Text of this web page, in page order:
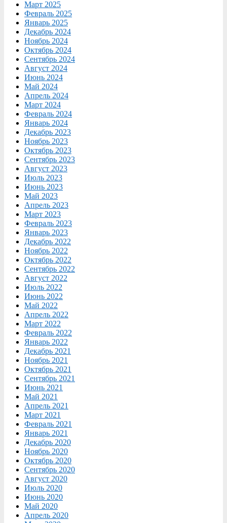
Март 2025
Февраль 2025
Январь 2025
Декабрь 2024
Ноябрь 2024
Октябрь 2024
Сентябрь 2024
Август 2024
Июнь 2024
Май 2024
Апрель 2024
Март 2024
Февраль 2024
Январь 2024
Декабрь 2023
Ноябрь 2023
Октябрь 2023
Сентябрь 2023
Август 2023
Июль 2023
Июнь 2023
Май 2023
Апрель 2023
Март 2023
Февраль 2023
Январь 2023
Декабрь 2022
Ноябрь 2022
Октябрь 2022
Сентябрь 2022
Август 2022
Июль 2022
Июнь 2022
Май 2022
Апрель 2022
Март 2022
Февраль 2022
Январь 2022
Декабрь 2021
Ноябрь 2021
Октябрь 2021
Сентябрь 2021
Июнь 2021
Май 2021
Апрель 2021
Март 2021
Февраль 2021
Январь 2021
Декабрь 2020
Ноябрь 2020
Октябрь 2020
Сентябрь 2020
Август 2020
Июль 2020
Июнь 2020
Май 2020
Апрель 2020